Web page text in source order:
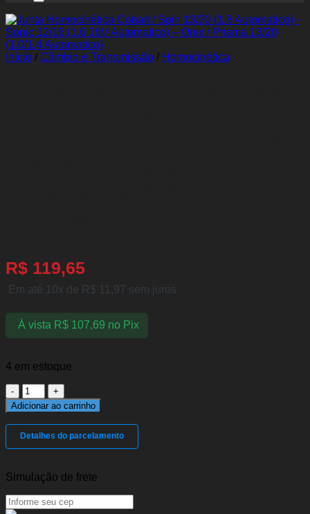
Início / Câmbio e Transmissão / Homocinética
R$ 119,65
Em até 10x de R$ 11,97 sem juros
À vista R$107,69 no Pix
4 em estoque
Junta
Homocinética
Cobalt
/
Spin
13/20
Automatico)
Sonic
Adicionar ao carrinho
Detalhes do parcelamento
Simulação de frete